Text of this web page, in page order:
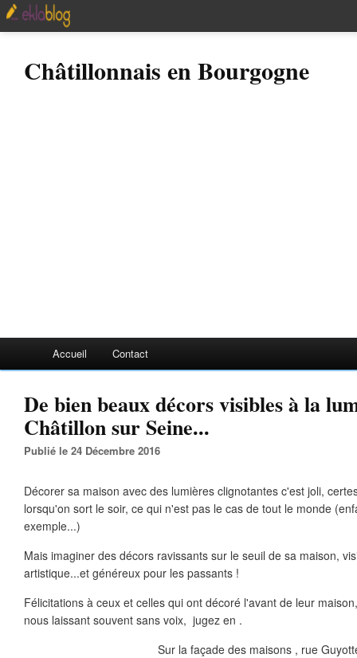
Châtillonnais en Bourgogne
Accueil Contact
De bien beaux décors visibles à la
Châtillon sur Seine...
Publié le 24 Décembre 2016
Décorer sa maison avec des lumières clignotantes c'est joli,
lorsqu'on sort le soir, ce qui n'est pas le cas de tout le monde
exemple...)
Mais imaginer des décors ravissants sur le seuil de sa maison,
artistique...et généreux pour les passants !
Félicitations à ceux et celles qui ont décoré l'avant de leur
nous laissant souvent sans voix, jugez en .
Sur la façade des maisons , rue